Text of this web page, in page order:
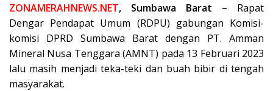
ZONAMERAHNEWS.NET, Sumbawa Barat – Rapat
Dengar Pendapat Umum (RDPU) gabungan Komisi-
komisi DPRD Sumbawa Barat dengan PT. Amman
Mineral Nusa Tenggara (AMNT) pada 13 Februari 2023
lalu masih menjadi teka-teki dan buah bibir di tengah
masyarakat.